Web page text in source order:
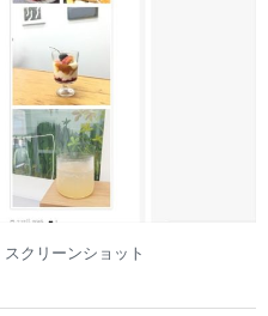
クリーンショット